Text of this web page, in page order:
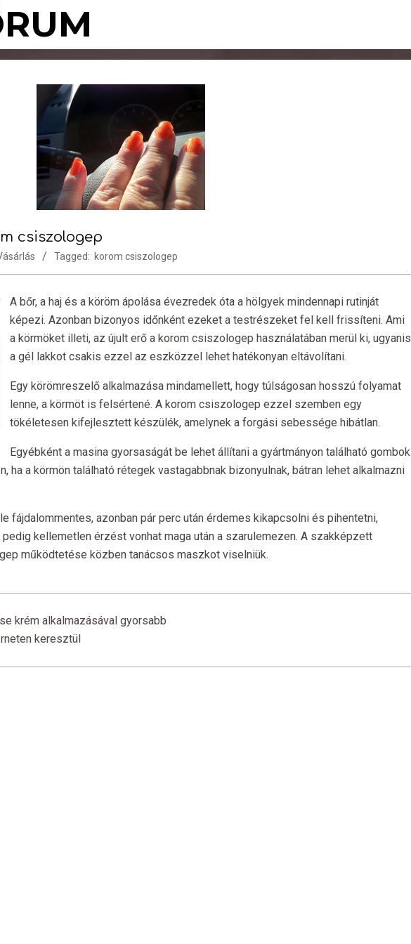
csiszologep
Tagged: korom csiszologep
A bőr, a haj és a köröm ápolása évezredek óta a hölgyek mindennapi rutinját
képezi. Azonban bizonyos időnként ezeket a testrészeket fel kell frissíteni. Ami
a körmöket illeti, az újult erő a korom csiszologep használatában merül ki, ugyanis
a gél lakkot csakis ezzel az eszközzel lehet hatékonyan eltávolítani.
Egy körömreszelő alkalmazása mindamellett, hogy túlságosan hosszú folyamat
lenne, a körmöt is felsértené. A korom csiszologep ezzel szemben egy
tökéletesen kifejlesztett készülék, amelynek a forgási sebessége hibátlan.
Egyébként a masina gyorsaságát be lehet állítani a gyártmányon található gombok
ha a körmön található rétegek vastagabbnak bizonyulnak, bátran lehet alkalmazni
fájdalommentes, azonban pár perc után érdemes kikapcsolni és pihentetni,
kellemetlen érzést vonhat maga után a szarulemezen. A szakképzett
működtetése közben tanácsos maszkot viselniük.
krém alkalmazásával gyorsabb
keresztül